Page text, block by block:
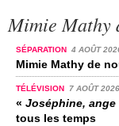
Mimie Mathy
SÉPARATION 4 AOÛT
Mimie Mathy de
TÉLÉVISION 7 AOÛT 2026
« Joséphine, ange
tous les temps